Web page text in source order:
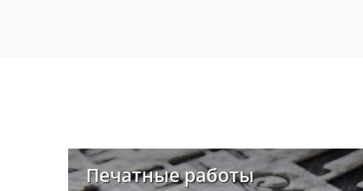
Печатные работы